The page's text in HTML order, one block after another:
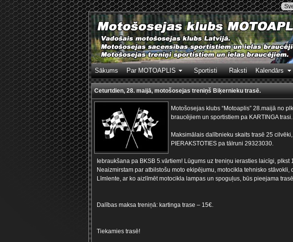
Sākums Par MOTOAPLIS Sportisti Raksti Kalendārs
Ceturtdien, 28. maijā, motošosejas treniņš Biķernieku trasē.
Motošosejas klubs “Motoaplis” 28.maijā no
braucējiem un sportistiem pa KARTINGA trasi.
Maksimālais dalībnieku skaits trasē 25
PIERAKSTOTIES pa tālruni 29323030.
Iebraukšana pa BKSB 5.vārtiem! Lūgums uz treniņu ierasties laicīgi, plkst
Neaizmirstam par atbilstošu moto ekipējumu, motocikla tehnisko
Līmlente, ar ko aizlīmēt motocikla lampas un spoguļus, būs pieejama
Dalības maksa treniņā: kartinga trase – 15€.
Tiekamies trasē!